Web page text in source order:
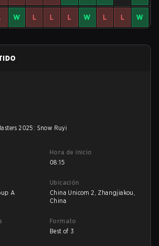
W L L L W L L W
2025: Snow Ruyi
Hora de inicio
08:15
A
Ubicación
China Unicom 2, Zhangjiakou,
China
Formato
Best of 3